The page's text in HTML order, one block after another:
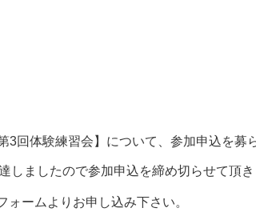
回体験練習会】について、参加申込を募
しましたので参加申込を締め切らせて頂き
ームよりお申し込み下さい。